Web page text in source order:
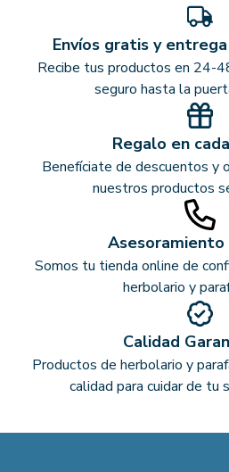
Envíos gratis y
Recibe tus productos en 24-
seguro hasta la
Regalo en
Benefíciate de descuentos y
nuestros productos
Somos tu tienda online de
herbolario y
Calidad
Productos de herbolario y
calidad para cuidar de tu